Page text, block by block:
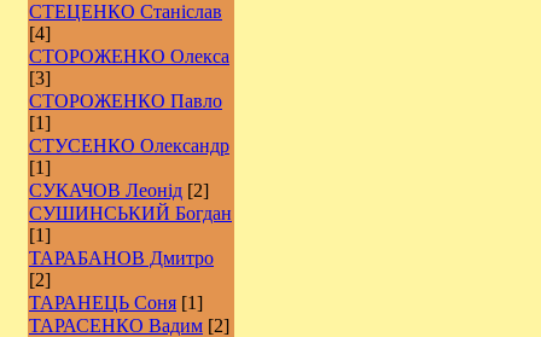
СТЕЦЕНКО Станіслав
[4]
СТОРОЖЕНКО Олекса
[3]
СТОРОЖЕНКО Павло
[1]
СТУСЕНКО Олександр
[1]
СУКАЧОВ Леонід [2]
СУШИНСЬКИЙ Богдан
[1]
ТАРАБАНОВ Дмитро
[2]
ТАРАНЕЦЬ Соня [1]
ТАРАСЕНКО Вадим [2]